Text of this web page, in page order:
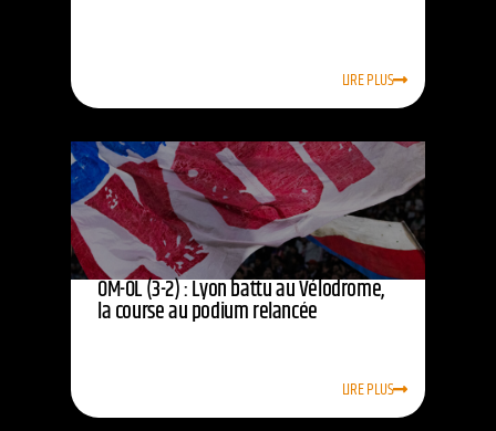
LIRE PLUS
OM-OL (3-2) : Lyon battu au Vélodrome,
la course au podium relancée
LIRE PLUS